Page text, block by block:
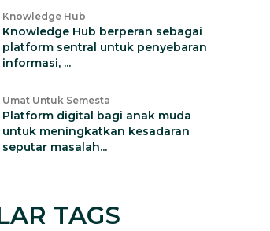
Knowledge Hub
Knowledge Hub berperan sebagai
platform sentral untuk penyebaran
informasi, ...
Umat Untuk Semesta
Platform digital bagi anak muda
untuk meningkatkan kesadaran
seputar masalah...
TAGS